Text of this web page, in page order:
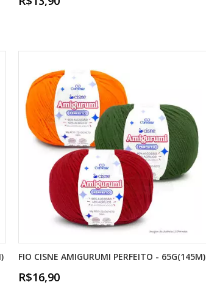
FIO CISNE AMIGURUMI PERFEITO - 65G(145M)
R$16,90